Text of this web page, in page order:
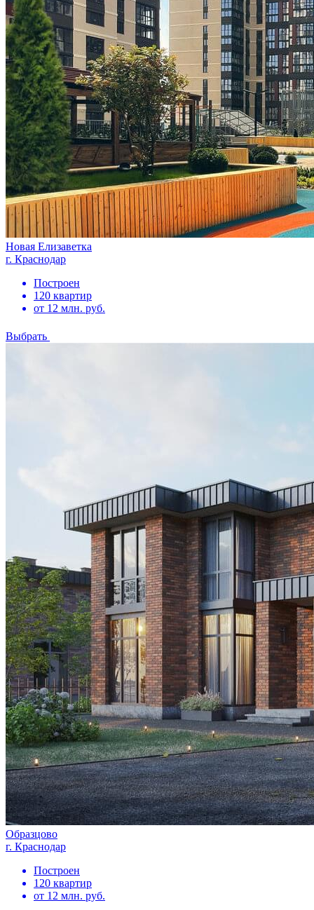
Новая Елизаветка
г. Краснодар
Построен
120 квартир
от 12 млн. руб.
Выбрать
Образцово
г. Краснодар
Построен
120 квартир
от 12 млн. руб.